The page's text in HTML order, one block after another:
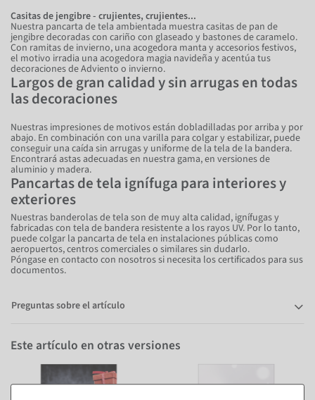
Casitas de jengibre - crujientes, crujientes...
Nuestra pancarta de tela ambientada muestra casitas de pan de
jengibre decoradas con cariño con glaseado y bastones de caramelo.
Con ramitas de invierno, una acogedora manta y accesorios festivos,
el motivo irradia una acogedora magia navideña y acentúa tus
decoraciones de Adviento o invierno.
Largos de gran calidad y sin arrugas en todas
las decoraciones
Nuestras impresiones de motivos están dobladilladas por arriba y por
abajo. En combinación con una varilla para colgar y estabilizar, puede
conseguir una caída sin arrugas y uniforme de la tela de la bandera.
Encontrará astas adecuadas en nuestra gama, en versiones de
aluminio y madera.
Pancartas de tela ignífuga para interiores y
exteriores
Nuestras banderolas de tela son de muy alta calidad, ignífugas y
fabricadas con tela de bandera resistente a los rayos UV. Por lo tanto,
puede colgar la pancarta de tela en instalaciones públicas como
aeropuertos, centros comerciales o similares sin dudarlo.
Póngase en contacto con nosotros si necesita los certificados para sus
documentos.
Preguntas sobre el artículo
Este artículo en otras versiones